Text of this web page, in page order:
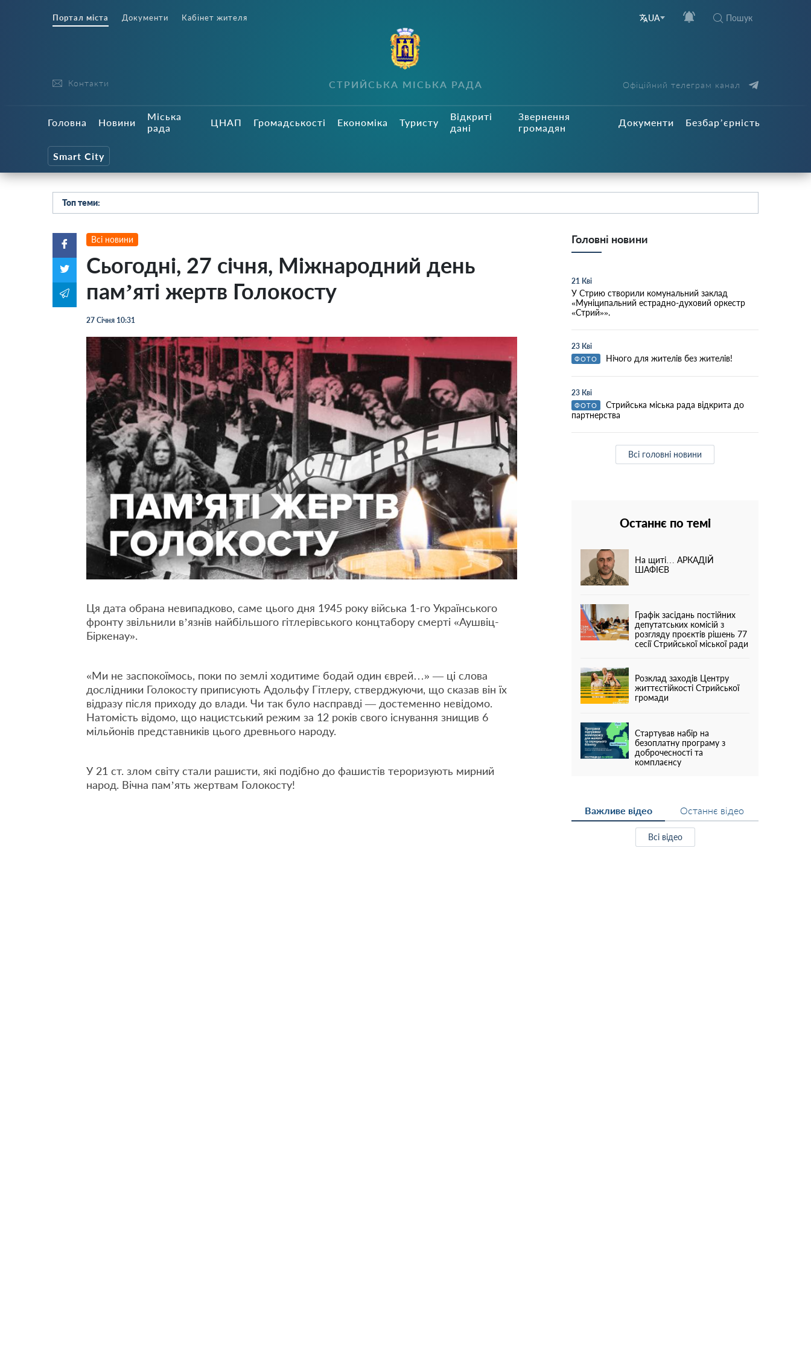
Портал міста Документи Кабінет жителя UA Пошук
Контакти СТРИЙСЬКА МІСЬКА РАДА Офіційний телеграм канал
Головна Новини
Міська
рада
ЦНАП Громадськості Економіка Туристу
Відкриті
дані
Звернення
громадян
Документи Безбар’єрність
Smart City
Топ теми:
Всі новини
Сьогодні, 27 січня, Міжнародний день
пам’яті жертв Голокосту
27 Січня 10:31
Ця дата обрана невипадково, саме цього дня 1945 року війська 1-го Українського
фронту звільнили в’язнів найбільшого гітлерівського концтабору смерті «Аушвіц-
Біркенау».
«Ми не заспокоїмось, поки по землі ходитиме бодай один єврей…» — ці слова
дослідники Голокосту приписують Адольфу Гітлеру, стверджуючи, що сказав він їх
відразу після приходу до влади. Чи так було насправді — достеменно невідомо.
Натомість відомо, що нацистський режим за 12 років свого існування знищив 6
мільйонів представників цього древнього народу.
У 21 ст. злом світу стали рашисти, які подібно до фашистів тероризують мирний
народ. Вічна пам’ять жертвам Голокосту!
Головні новини
21 Кві
У Стрию створили комунальний заклад
«Муніципальний естрадно-духовий оркестр
«Стрий»».
23 Кві
ФОТО Нічого для жителів без жителів!
23 Кві
ФОТО
Стрийська міська рада відкрита до
партнерства
Всі головні новини
Останнє по темі
На щиті… АРКАДІЙ
ШАФІЄВ
Графік засідань постійних
депутатських комісій з
розгляду проєктів рішень 77
сесії Стрийської міської ради
Розклад заходів Центру
життєстійкості Стрийської
громади
Стартував набір на
безоплатну програму з
доброчесності та
комплаєнсу
Важливе відео Останнє відео
Всі відео